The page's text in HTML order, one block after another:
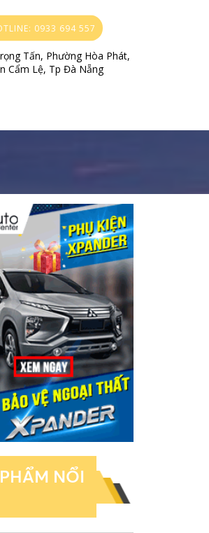
0933 694 557
Tấn, Phường Hòa Phát,
Cẩm Lệ, Tp Đà Nẵng
NỔI